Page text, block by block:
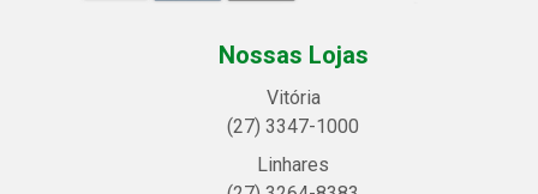
Nossas Lojas
Vitória
(27) 3347-1000
Linhares